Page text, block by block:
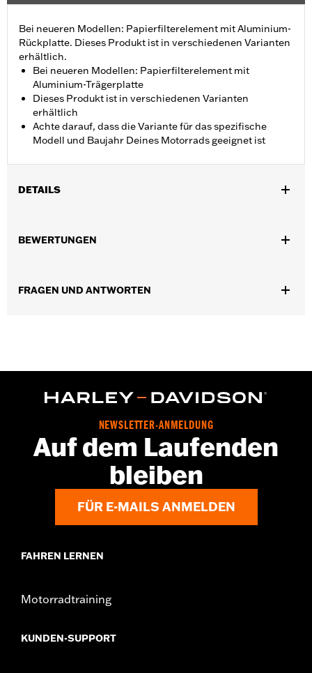
Bei neueren Modellen: Papierfilterelement mit Aluminium-
Rückplatte. Dieses Produkt ist in verschiedenen Varianten
erhältlich.
Bei neueren Modellen: Papierfilterelement mit
Aluminium-Trägerplatte
Dieses Produkt ist in verschiedenen Varianten
erhältlich
Achte darauf, dass die Variante für das spezifische
Modell und Baujahr Deines Motorrads geeignet ist
DETAILS
In Einheiten erhältlich:
BEWERTUNGEN
FRAGEN UND ANTWORTEN
NEWSLETTER-ANMELDUNG
Auf dem Laufenden
bleiben
FÜR E-MAILS ANMELDEN
FAHREN LERNEN
Motorradtraining
KUNDEN-SUPPORT